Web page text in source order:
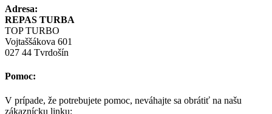
Adresa:
REPAS TURBA
TOP TURBO
Vojtaššákova 601
027 44 Tvrdošín
Pomoc:
V prípade, že potrebujete pomoc, neváhajte sa obrátiť na našu
zákaznícku linku: